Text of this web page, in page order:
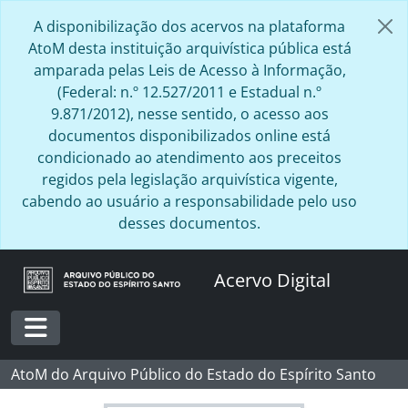
A disponibilização dos acervos na plataforma
AtoM desta instituição arquivística pública está
amparada pelas Leis de Acesso à Informação,
(Federal: n.º 12.527/2011 e Estadual n.º
9.871/2012), nesse sentido, o acesso aos
documentos disponibilizados online está
condicionado ao atendimento aos preceitos
regidos pela legislação arquivística vigente,
cabendo ao usuário a responsabilidade pelo uso
desses documentos.
Acervo Digital
Toggle navigation
AtoM do Arquivo Público do Estado do Espírito Santo
[Item] BR ESAPEES TBES.2.2.014 - CERTIFICADO 4º FESTIVAL UNIVERSITÁRO DE TEATRO DE BLUMENAU, 7/21/1990
[Item] BR ESAPEES TBES.2.2.015 - CERTIFICADO 5º FESTIVAL UNIVERSITÁRO DE TEATRO DE BLUMENAU, 7/13/1991
[Item] BR ESAPEES TBES.2.2.016 - CERTIFICADO 6º FESTIVAL DE ESQUETES DO ESPÍRITO SANTO, 27 E 28 DE JUNHO DE 2009
[Item] BR ESAPEES TBES.2.2.017 - DOSSIÊ "TICK-TOCK RHYMES", 2000
[Item] BR ESAPEES TBES.2.2.018 - "ART REVIEW - EGGS MAKE A SMASHING SHOW", 9/19/1985
[Item] BR ESAPEES TBES.2.2.019 - "CARIBEXABA", 15/04/ 2006
[Item] BR ESAPEES TBES.2.2.020 - "VAGA-VAGA-VAGA-LUMES", 198-
[Item] BR ESAPEES TBES.2.2.021 - DOSSIÊ "JUPIASSU E O CORSÁRIO", 1999
[Item] BR ESAPEES TBES.2.2.022 - POEMA "AMERICA", 1967
[Item] BR ESAPEES TBES.2.2.023 - CONTO "THE TURNED ON REPUBLIC" E CRÓQUÍS DE FIGURINOS, 1972
[Item] BR ESAPEES TBES.2.2.024 - CERTIFICADO "CONFERÊNCIA INTERNACIONAL TERRA, ECOLOGIA E DIREITOS HUMANOS, 24/05/1992
[Item] BR ESAPEES TBES.2.2.025 - CONTO "PHALLIFORNIA", 1969
[Item] BR ESAPEES TBES.2.2.026 - CONTO "THE UNIVERSITY", 1985
[Item] BR ESAPEES TBES.2.2.030 - CONTO "GUYANA NIGHTS AND DAZE", 1970
[Item] BR ESAPEES TBES.2.2.031 - CONTO "UPS AND DOWNS OF GUS SILVERSTEIN, 1970